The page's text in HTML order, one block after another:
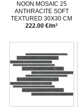
NOON MOSAIC 25
ANTHRACITE SOFT
TEXTURED 30X30 CM
222.00 €/m²